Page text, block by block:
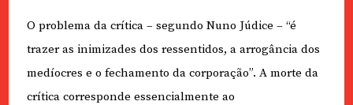
O problema da crítica – segundo Nuno Júdice – “é
trazer as inimizades dos ressentidos, a arrogância dos
medíocres e o fechamento da corporação”. A morte da
crítica corresponde essencialmente ao